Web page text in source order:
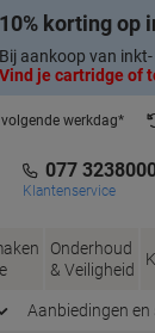
10% korting op
Bij aankoop van
Vind je cartridge of
werkdag*
077
Klantenservice
Onderhoud
& Veiligheid
Aanbiedingen